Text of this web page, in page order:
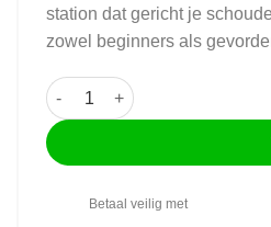
station dat gericht je
zowel beginners als
GymFit - Custom-Line -
Betaal veilig met